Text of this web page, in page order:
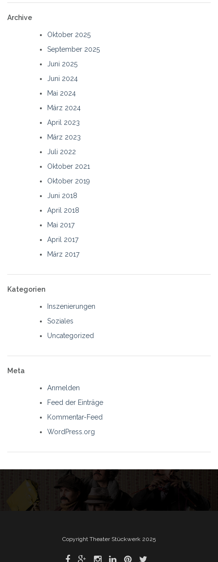
Archive
Oktober 2025
September 2025
Juni 2025
Juni 2024
Mai 2024
März 2024
April 2023
März 2023
Juli 2022
Oktober 2021
Oktober 2019
Juni 2018
April 2018
Mai 2017
April 2017
März 2017
Kategorien
Inszenierungen
Soziales
Uncategorized
Meta
Anmelden
Feed der Einträge
Kommentar-Feed
WordPress.org
Copyright Theater Stückwerk 2025